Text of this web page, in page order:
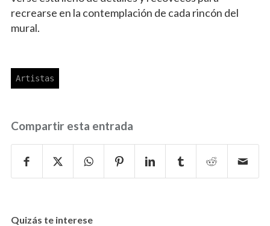
recrearse en la contemplación de cada rincón del
mural.
Compartir esta entrada
Quizás te interese